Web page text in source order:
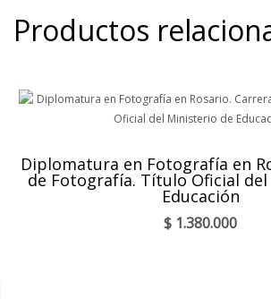
Productos
Diplomatura en Fotografía en
de Fotografía. Título Oficial
Educación
$ 1.380.000